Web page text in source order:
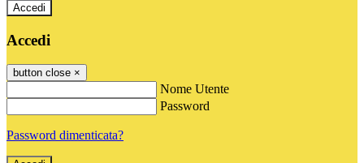
Accedi
Accedi
button close ×
Nome Utente
Password
Password dimenticata?